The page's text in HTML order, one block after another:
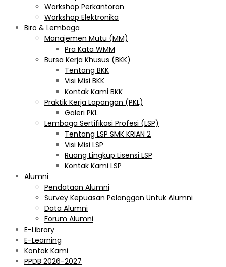
Workshop Perkantoran
Workshop Elektronika
Biro & Lembaga
Manajemen Mutu (MM)
Pra Kata WMM
Bursa Kerja Khusus (BKK)
Tentang BKK
Visi Misi BKK
Kontak Kami BKK
Praktik Kerja Lapangan (PKL)
Galeri PKL
Lembaga Sertifikasi Profesi (LSP)
Tentang LSP SMK KRIAN 2
Visi Misi LSP
Ruang Lingkup Lisensi LSP
Kontak Kami LSP
Alumni
Pendataan Alumni
Survey Kepuasan Pelanggan Untuk Alumni
Data Alumni
Forum Alumni
E-Library
E-Learning
Kontak Kami
PPDB 2026-2027